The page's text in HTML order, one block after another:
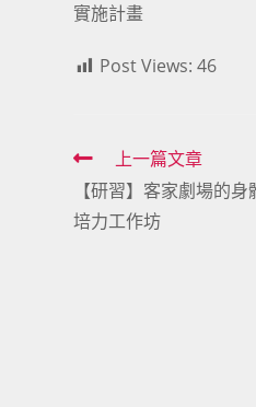
實施計畫
Post Views: 46
Read
more
articles
上一篇文章
【研習】客家劇場的
培力工作坊